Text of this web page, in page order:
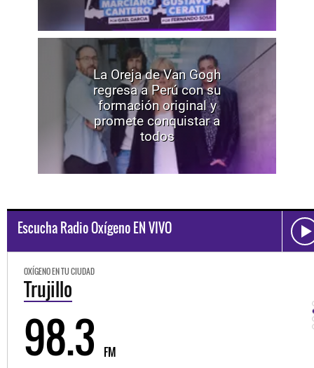
La Oreja de Van Gogh
regresa a Perú con su
formación original y
promete conquistar a
todos
Escucha Radio Oxígeno EN VIVO
OXÍGENO EN TU CIUDAD
Trujillo
98.3 FM